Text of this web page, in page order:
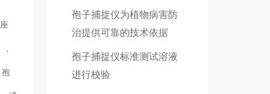
孢子捕捉仪为植物病害防
治提供可靠的技术依据
孢子捕捉仪标准测试溶液
进行校验